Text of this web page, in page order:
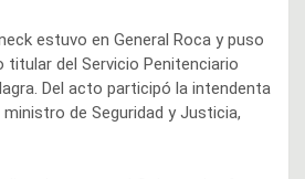
estuvo en General Roca y puso
titular del Servicio Penitenciario
Del acto participó la intendenta
ministro de Seguridad y Justicia,